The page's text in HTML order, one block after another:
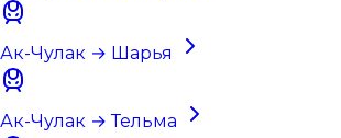
Ак-Чулак → Шарья
Ак-Чулак → Тельма